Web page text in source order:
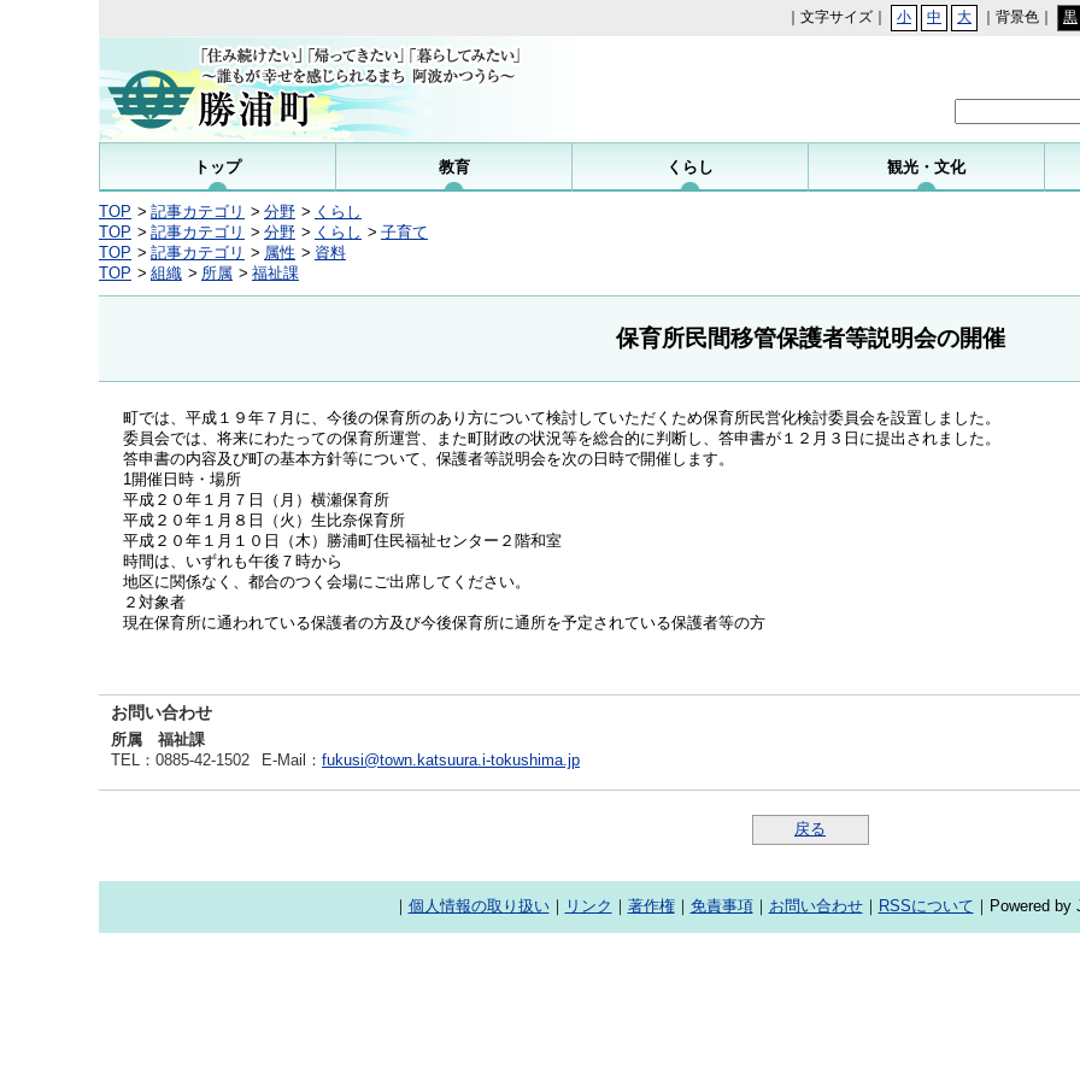
｜文字サイズ｜ 小 中 大 ｜背景色｜ 黒
トップ 教育 くらし 観光・文化
TOP 記事カテゴリ 分野
くらし
TOP
記事カテゴリ 分野 くらし
子育て
TOP
記事カテゴリ 属性
資料
TOP
組織 所属 福祉課
保育所民間移管保護者等説明会の開催
町では、平成１９年７月に、今後の保育所のあり方について検討していただくため保育所民営化検討委員会を設置しました。
委員会では、将来にわたっての保育所運営、また町財政の状況等を総合的に判断し、答申書が１２月３日に提出されました。
答申書の内容及び町の基本方針等について、保護者等説明会を次の日時で開催します。
1開催日時・場所
平成２０年１月７日（月）横瀬保育所
平成２０年１月８日（火）生比奈保育所
平成２０年１月１０日（木）勝浦町住民福祉センター２階和室
時間は、いずれも午後７時から
地区に関係なく、都合のつく会場にご出席してください。
２対象者
現在保育所に通われている保護者の方及び今後保育所に通所を予定されている保護者等の方
お問い合わせ
所属 福祉課
TEL ：0885-42-1502 E-Mail ： fukusi@town.katsuura.i-tokushima.jp
戻る
｜ 個人情報の取り扱い｜ リンク ｜ 著作権｜ 免責事項｜ お問い合わせ｜ RSSについて ｜Powered by